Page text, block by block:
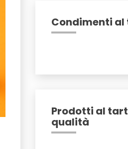
Condimenti
Prodotti al
qualità